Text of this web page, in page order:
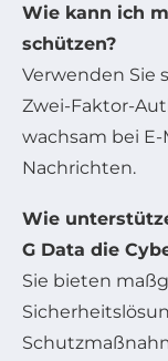
Wie kann ich
schützen?
Verwenden Sie
Zwei-Faktor-
wachsam bei
Nachrichten.
Wie
G Data die
Sie bieten